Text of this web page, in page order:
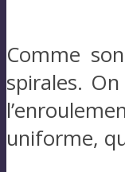
Comme
spirales.
uniforme,